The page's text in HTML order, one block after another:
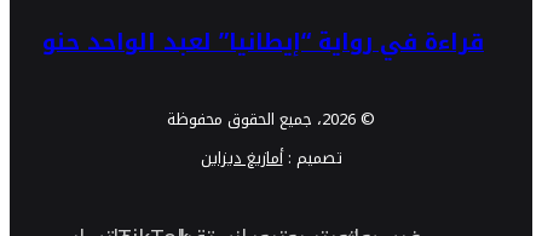
قراءة في رواية “إيطانيا” لعبد الواحد حنو
© 2026، جميع الحقوق محفوظة
تصميم :أمازيغ ديزاين